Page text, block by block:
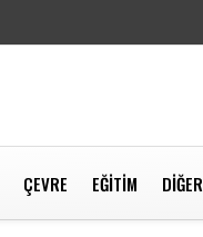
ÇEVRE EĞITIM DIĞER